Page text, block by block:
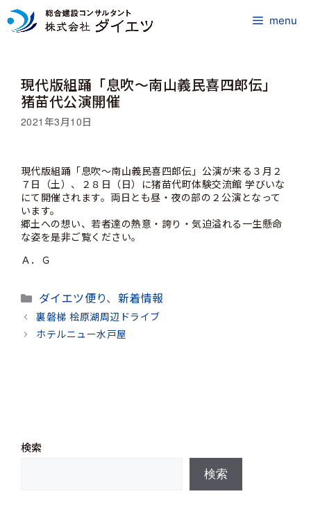
コ
ン
menu
現代版組踊「息吹～南山義民喜四郎伝」
猪苗代公演開催
2021年3月10日
現代版組踊「息吹～南山義民喜四郎伝」公演が来る３月２
７日（土）、２８日（日）に猪苗代町体験交流館 学びいな
にて開催されます。両日とも昼・夜の部の２公演となって
います。
郷土への想い、若者達の熱意・誇り・気迫溢れる一生懸命
な姿を是非ご覧ください。
Ａ．Ｇ
カ
テ
ゴ
ダイエツ便り、 新着情報
裏磐梯 桧原湖周辺ドライブ
ホテルニュー水戸屋
検索
検索